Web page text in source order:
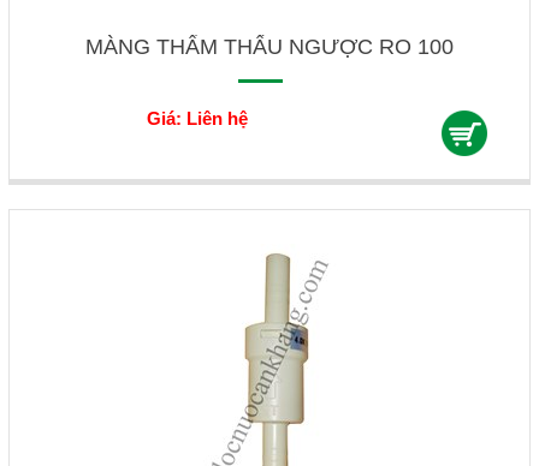
MÀNG THẨM THẤU NGƯỢC RO 100
Giá: Liên hệ